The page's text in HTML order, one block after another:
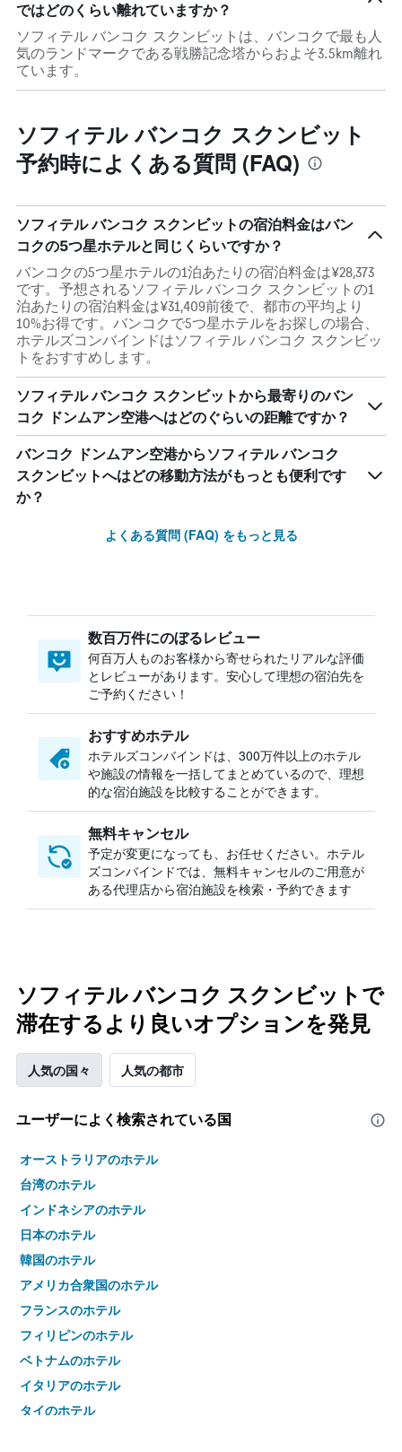
ではどのくらい離れていますか？
ソフィテル バンコク スクンビットは、バンコクで最も人
気のランドマークである戦勝記念塔からおよそ3.5km離れ
ています。
ソフィテル バンコク スクンビット
予約時によくある質問 (FAQ)
ソフィテル バンコク スクンビットの宿泊料金はバン
コクの5つ星ホテルと同じくらいですか？
バンコクの5つ星ホテルの1泊あたりの宿泊料金は¥28,373
です。予想されるソフィテル バンコク スクンビットの1
泊あたりの宿泊料金は¥31,409前後で、都市の平均より
10%お得です。バンコクで5つ星ホテルをお探しの場合、
ホテルズコンバインドはソフィテル バンコク スクンビッ
トをおすすめします。
ソフィテル バンコク スクンビットから最寄りのバン
コク ドンムアン空港へはどのぐらいの距離ですか？
バンコク ドンムアン空港からソフィテル バンコク
スクンビットへはどの移動方法がもっとも便利です
か？
よくある質問 (FAQ) をもっと見る
数百万件にのぼるレビュー
何百万人ものお客様から寄せられたリアルな評価
とレビューがあります。安心して理想の宿泊先を
ご予約ください！
おすすめホテル
ホテルズコンバインドは、300万件以上のホテル
や施設の情報を一括してまとめているので、理想
的な宿泊施設を比較することができます。
無料キャンセル
予定が変更になっても、お任せください。ホテル
ズコンバインドでは、無料キャンセルのご用意が
ある代理店から宿泊施設を検索・予約できます
ソフィテル バンコク スクンビットで
滞在するより良いオプションを発見
人気の国々 人気の都市
ユーザーによく検索されている国
オーストラリアのホテル
台湾のホテル
インドネシアのホテル
日本のホテル
韓国のホテル
アメリカ合衆国のホテル
フランスのホテル
フィリピンのホテル
ベトナムのホテル
イタリアのホテル
タイのホテル